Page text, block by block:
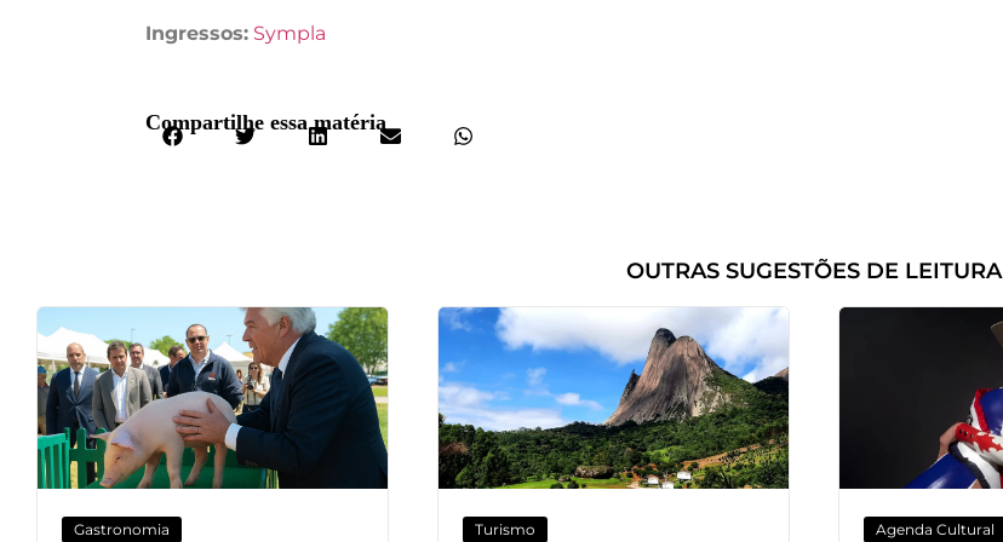
Ingressos: Sympla
Compartilhe essa matéria
OUTRAS SUGESTÕES DE LEITURA
Turismo Agenda Cultural Artes